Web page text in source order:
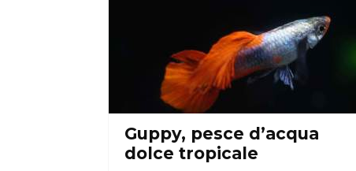
Guppy, pesce d’acqua
dolce tropicale